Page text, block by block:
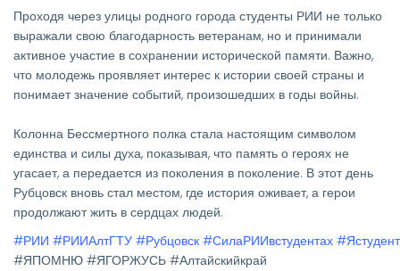
Проходя через улицы родного города студенты РИИ не только
выражали свою благодарность ветеранам, но и принимали
активное участие в сохранении исторической памяти. Важно,
что молодежь проявляет интерес к истории своей страны и
понимает значение событий, произошедших в годы войны.
Колонна Бессмертного полка стала настоящим символом
единства и силы духа, показывая, что память о героях не
угасает, а передается из поколения в поколение. В этот день
Рубцовск вновь стал местом, где история оживает, а герои
продолжают жить в сердцах людей.
#РИИ #РИИАлтГТУ #Рубцовск #СилаРИИвстудентах
#ЯПОМНЮ #ЯГОРЖУСЬ #Алтайскийкрай